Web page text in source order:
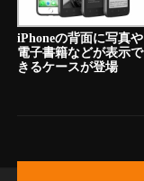
iPhoneの背面に写真や
電子書籍などが表示で
きるケースが登場